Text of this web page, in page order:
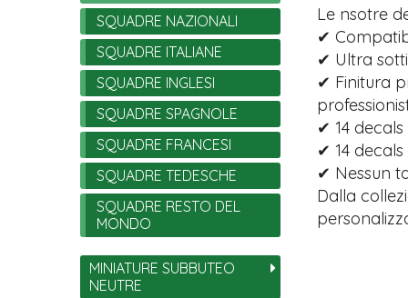
Le nsotre
✔
✔ Ultra
✔ Finitura
✔ 14
✔ 14
✔ Nessun
Dalla
SQUADRE NAZIONALI
SQUADRE ITALIANE
SQUADRE INGLESI
SQUADRE SPAGNOLE
SQUADRE FRANCESI
SQUADRE TEDESCHE
SQUADRE RESTO DEL
MONDO
MINIATURE SUBBUTEO
NEUTRE